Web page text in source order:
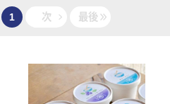
1 次 最後